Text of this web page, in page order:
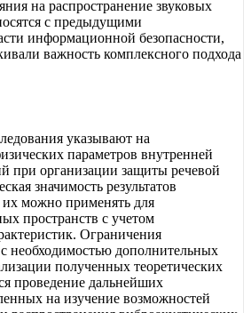
на распространение звуковых
с предыдущими
информационной безопасности,
важность комплексного подхода
указывают на
параметров внутренней
при организации защиты речевой
значимость результатов
их можно применять для
пространств с учетом
Ограничения
необходимостью дополнительных
полученных теоретических
проведение дальнейших
на изучение возможностей